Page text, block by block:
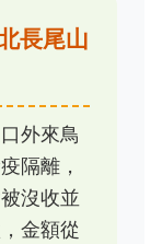
長尾山
外來鳥
隔離，
沒收並
金額從